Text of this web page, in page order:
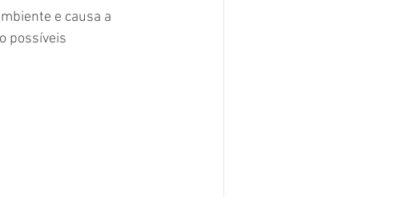
e causa a
possíveis